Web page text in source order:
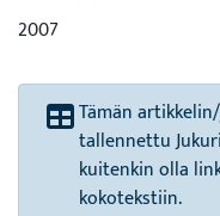
2007
Tämän
tallennettu
kuitenkin olla
kokotekstiin.